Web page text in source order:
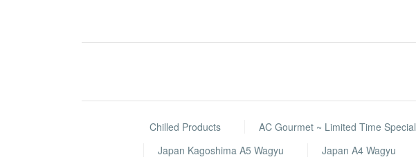
Chilled Products AC Gourmet ~ Limited Time Special
Japan Kagoshima A5 Wagyu
Japan A4 Wagyu